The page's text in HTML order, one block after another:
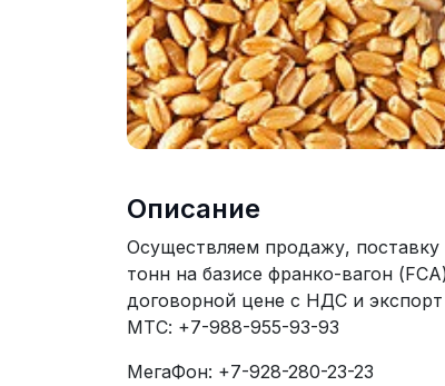
Описание
Осуществляем продажу,
тонн на базисе франко-вагон
договорной цене с НДС и экспорт
МТС: +7-988-955-93-93
МегаФон: +7-928-280-23-23